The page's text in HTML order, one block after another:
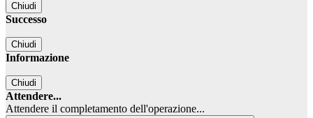
Chiudi
Successo
Chiudi
Informazione
Chiudi
Attendere...
Attendere il completamento dell'operazione...